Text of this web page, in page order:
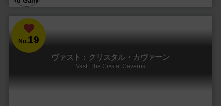
No.19
ヴァスト：クリスタル・カヴァーン
Vast: The Crystal Caverns